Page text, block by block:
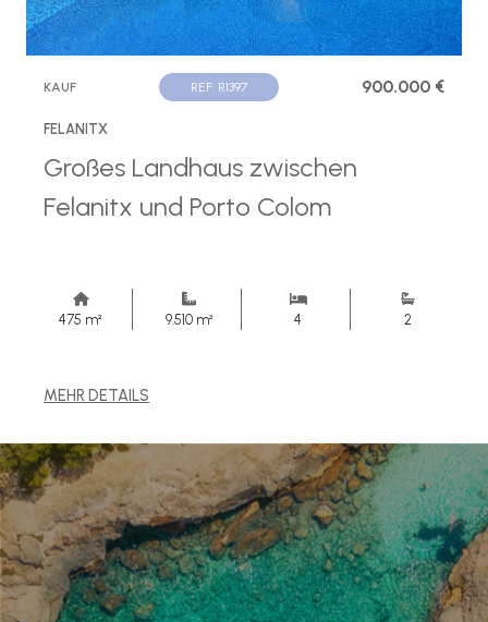
KAUF REF. R1397 900.000 €
FELANITX
Großes Landhaus zwischen
Felanitx und Porto Colom
475 m² 9.510 m² 4 2
MEHR DETAILS